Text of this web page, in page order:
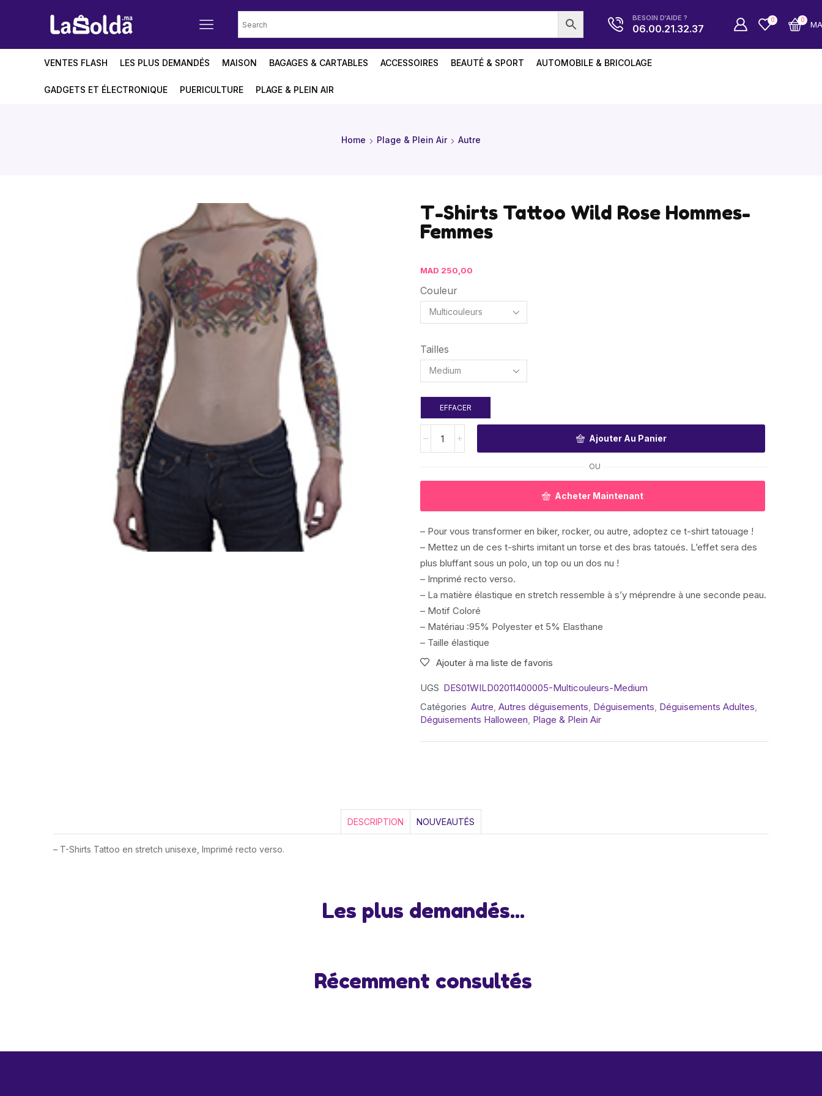
BESOIN D'AIDE ?
06.00.21.32.37
0 0
VENTES FLASH LES PLUS DEMANDÉS MAISON BAGAGES & CARTABLES ACCESSOIRES BEAUTÉ & SPORT AUTOMOBILE & BRICOLAGE
GADGETS ET ÉLECTRONIQUE PUERICULTURE PLAGE & PLEIN AIR
Home Plage & Plein Air Autre
T-Shirts Tattoo Wild Rose Hommes-
Femmes
MAD 250,00
Couleur
Tailles
EFFACER
Ajouter Au Panier
OU
Acheter Maintenant
– Pour vous transformer en biker, rocker, ou autre, adoptez ce t-shirt tatouage !
– Mettez un de ces t-shirts imitant un torse et des bras tatoués. L’effet sera des
plus bluffant sous un polo, un top ou un dos nu !
– Imprimé recto verso.
– La matière élastique en stretch ressemble à s’y méprendre à une seconde peau.
– Motif Coloré
– Matériau :95% Polyester et 5% Elasthane
– Taille élastique
Ajouter à ma liste de favoris
UGS DES01WILD02011400005-Multicouleurs-Medium
Catégories Autre, Autres déguisements, Déguisements, Déguisements Adultes,
Déguisements Halloween, Plage & Plein Air
DESCRIPTION NOUVEAUTÉS
– T-Shirts Tattoo en stretch unisexe, Imprimé recto verso.
Les plus demandés...
Récemment consultés